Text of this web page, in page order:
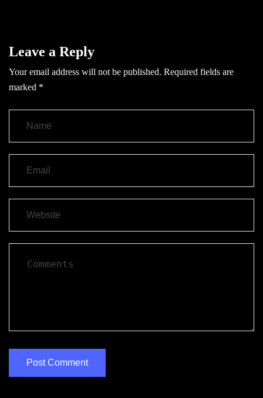
Leave a Reply
Your email address will not be published. Required fields are
marked *